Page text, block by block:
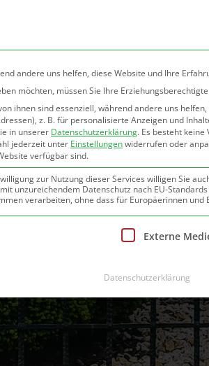
andere uns helfen, diese Website und Ihre
möchten, müssen Sie Ihre
ihnen sind essenziell, während andere uns
z. B. für personalisierte Anzeigen und
in unserer Datenschutzerklärung. Es besteht
jederzeit unter Einstellungenwiderrufen oder
verfügbar sind.
zur Nutzung dieser Services willigen Sie
unzureichendem Datenschutz nach EU-
verarbeiten, ohne dass für Europäerinnen und
werden kann. Die erste Service-
Externe
Datenschutzerklärung